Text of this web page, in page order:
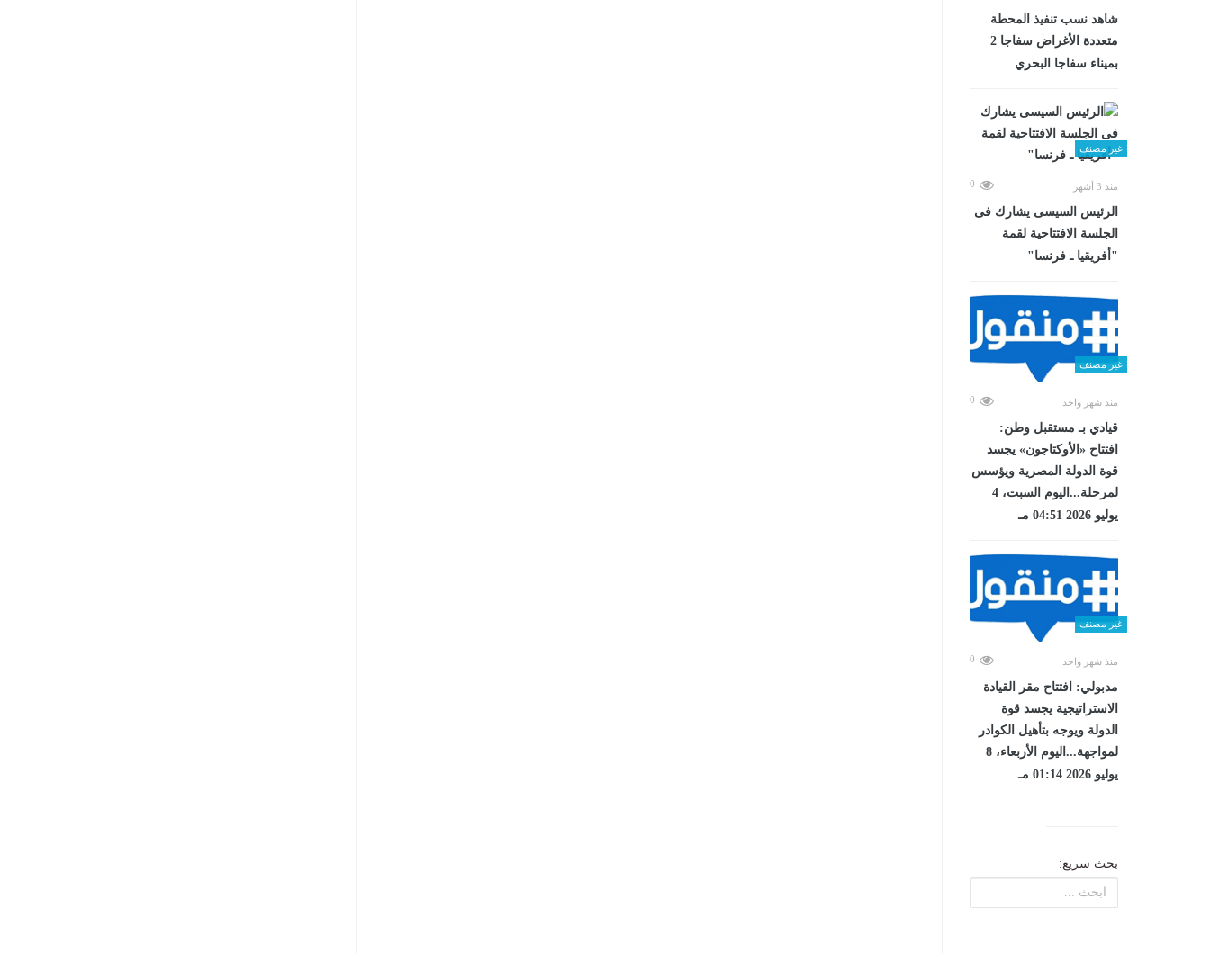
شاهد نسب تنفيذ المحطة
متعددة الأغراض سفاجا 2
بميناء سفاجا البحري
غير مصنف
منذ 3 أشهر 0
الرئيس السيسى يشارك فى
الجلسة الافتتاحية لقمة
"أفريقيا ـ فرنسا"
غير مصنف
منذ شهر واحد 0
قيادي بـ مستقبل وطن:
افتتاح «الأوكتاجون» يجسد
قوة الدولة المصرية ويؤسس
لمرحلة...اليوم السبت، 4
يوليو 2026 04:51 مـ
غير مصنف
منذ شهر واحد 0
مدبولي: افتتاح مقر القيادة
الاستراتيجية يجسد قوة
الدولة ويوجه بتأهيل الكوادر
لمواجهة...اليوم الأربعاء، 8
يوليو 2026 01:14 مـ
بحث سريع: